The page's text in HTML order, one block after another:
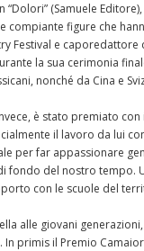
“Dolori” (Samuele
compiante figure che
Festival e caporedattore
la sua cerimonia
nonché da Cina e
è stato premiato
il lavoro da lui
per far appassionare
fondo del nostro tempo.
con le scuole del
alle giovani
In primis il Premio